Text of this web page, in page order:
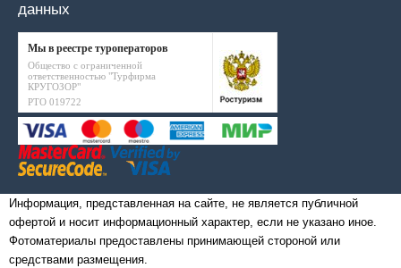
данных
Мы в реестре туроператоров
Общество с ограниченной
ответственностью "Турфирма
КРУГОЗОР"
РТО 019722
Информация, представленная на сайте, не является публичной
офертой и носит информационный характер, если не указано иное.
Фотоматериалы предоставлены принимающей стороной или
средствами размещения.